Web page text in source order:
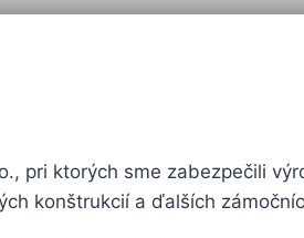
pri ktorých sme zabezpečili
konštrukcií a ďalších